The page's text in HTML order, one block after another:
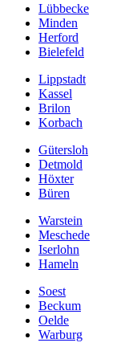
Lübbecke
Minden
Herford
Bielefeld
Lippstadt
Kassel
Brilon
Korbach
Gütersloh
Detmold
Höxter
Büren
Warstein
Meschede
Iserlohn
Hameln
Soest
Beckum
Oelde
Warburg